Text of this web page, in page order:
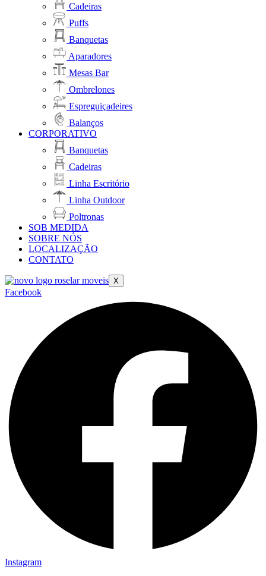
Cadeiras
Puffs
Banquetas
Aparadores
Mesas Bar
Ombrelones
Espreguiçadeires
Balanços
CORPORATIVO
Banquetas
Cadeiras
Linha Escritório
Linha Outdoor
Poltronas
SOB MEDIDA
SOBRE NÓS
LOCALIZAÇÃO
CONTATO
X
Facebook
Instagram